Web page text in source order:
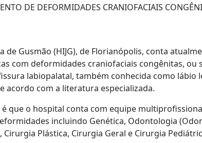
DE DEFORMIDADES CRANIOFACIAIS
de Gusmão (HIJG), de Florianópolis, conta
com deformidades craniofaciais congênitas, ou
labiopalatal, também conhecida como
acordo com a literatura especializada.
é que o hospital conta com equipe
incluindo Genética, Odontologia
Plástica, Cirurgia Geral e Cirurgia